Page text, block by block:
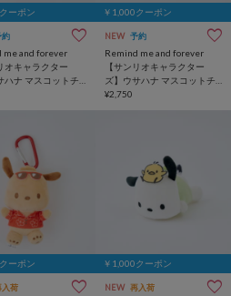
ーポン
約
me and forever
オキャラクター
ハナ マスコットチ
￥1,000クーポン
NEW 予約
Remind me and forever
【サンリオキャラクター
ズ】ウサハナ マスコットチ
ャーム
¥2,750
ーポン
入荷
￥1,000クーポン
NEW 再入荷